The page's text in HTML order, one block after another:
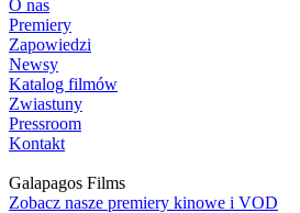
O nas
Premiery
Zapowiedzi
Newsy
Katalog filmów
Zwiastuny
Pressroom
Kontakt
Galapagos Films
Zobacz nasze premiery kinowe i VOD